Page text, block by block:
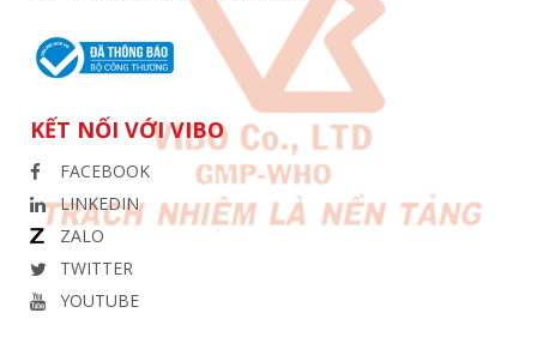
KẾT NỐI VỚI VIBO
FACEBOOK
LINKEDIN
ZALO
TWITTER
YOUTUBE